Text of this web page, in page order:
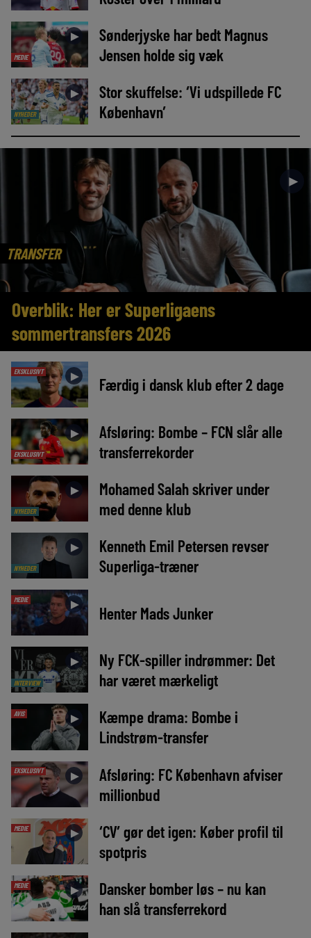
MEDIE
►
Sønderjyske har bedt Magnus
Jensen holde sig væk
NYHEDER
►
Stor skuffelse: ‘Vi udspillede FC
København’
TRANSFER
►
Overblik: Her er Superligaens
sommertransfers 2026
EKSKLUSIVT ► Færdig i dansk klub efter 2 dage
EKSKLUSIVT
►
Afsløring: Bombe – FCN slår alle
transferrekorder
NYHEDER
►
Mohamed Salah skriver under
med denne klub
NYHEDER
►
Kenneth Emil Petersen revser
Superliga-træner
MEDIE ► Henter Mads Junker
INTERVIEW
►
Ny FCK-spiller indrømmer: Det
har været mærkeligt
AVIS ►
Kæmpe drama: Bombe i
Lindstrøm-transfer
EKSKLUSIVT ►
Afsløring: FC København afviser
millionbud
MEDIE ►
‘CV’ gør det igen: Køber profil til
spotpris
MEDIE ►
Dansker bomber løs – nu kan
han slå transferrekord